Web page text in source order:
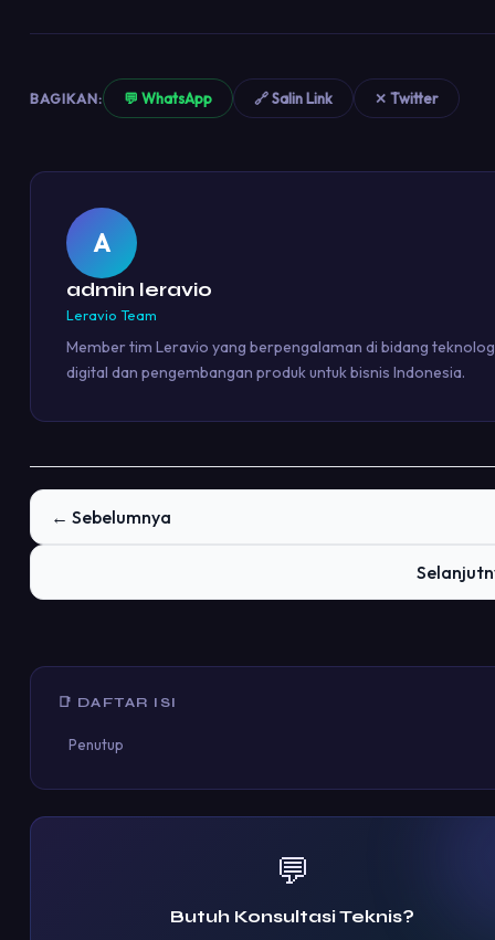
BAGIKAN: 💬 WhatsApp 🔗 Salin Link ✕ Twitter
A
admin leravio
Leravio Team
Member tim Leravio yang berpengalaman di bidang
digital dan pengembangan produk untuk bisnis Indonesia.
← Sebelumnya
📑 DAFTAR ISI
Penutup
💬
Butuh Konsultasi Teknis?